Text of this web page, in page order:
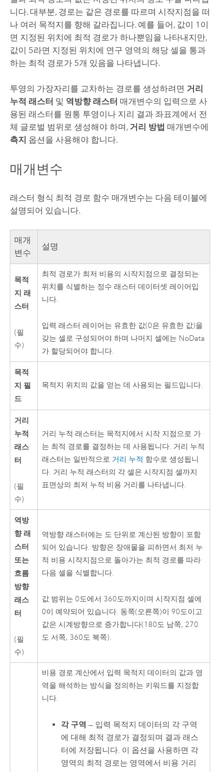
니다. 대부분, 경로는 같은 경로를 따르며 시작지점을 떠
나 여러 목적지를 향해 갈라집니다. 예를 들어, 값이 1이
면 지정된 위치에 최적 경로가 하나뿐임을 나타내지만,
값이 5라면 지정된 위치에 연구 영역의 해당 셀을 통과
하는 최적 경로가 5개 있음을 나타냅니다.
투영의 가장자리를 교차하는 경로를 생성하려면 거리
누적 래스터 및 역방향 래스터 매개변수의 입력으로 사
용된 래스터를 원통 투영이나 지리 결과 좌표계에서 전
체 글로벌 범위로 생성해야 하며, 거리 방법 매개변수에
측지 옵션을 사용해야 합니다.
매개변수
래스터 형식 최적 경로 함수 매개변수는 다음 테이블에
설명되어 있습니다.
매개
변수
설명
목적
지 래
스터
(필
수)
최적 경로가 최저 비용의 시작지점으로 결정되는
위치를 식별하는 정수 래스터 데이터셋 레이어입
니다.
입력 래스터 레이어는 유효한 값(0은 유효한 값)을
갖는 셀로 구성되어야 하며 나머지 셀에는 NoData
가 할당되어야 합니다.
목적
지 필
드
목적지 위치의 값을 얻는 데 사용되는 필드입니다.
거리
누적
래스
터
(필
수)
거리 누적 래스터는 목적지에서 시작 지점으로 가
는 최적 경로를 결정하는 데 사용됩니다. 거리 누적
래스터는 일반적으로 거리 누적 함수로 생성됩니
다. 거리 누적 래스터의 각 셀은 시작지점 셀까지
표면상의 최저 누적 비용 거리를 나타냅니다.
역방
향 래
스터
또는
흐름
방향
래스
터
(필
수)
역방향 래스터에는 도 단위로 계산된 방향이 포함
되어 있습니다. 방향은 장애물을 피하면서 최저 누
적 비용 시작지점으로 돌아가는 최적 경로를 따라
다음 셀을 식별합니다.
값 범위는 0도에서 360도까지이며 시작지점 셀에
0이 예약되어 있습니다. 동쪽(오른쪽)이 90도이고
값은 시계방향으로 증가합니다(180도 남쪽, 270
도 서쪽, 360도 북쪽).
비용 경로 계산에서 입력 목적지 데이터의 값과 영
역을 해석하는 방식을 정의하는 키워드를 지정합
니다.
각 구역 — 입력 목적지 데이터의 각 구역
에 대해 최적 경로가 결정되며 결과 래스
터에 저장됩니다. 이 옵션을 사용하면 각
영역의 최적 경로는 영역에서 비용 거리